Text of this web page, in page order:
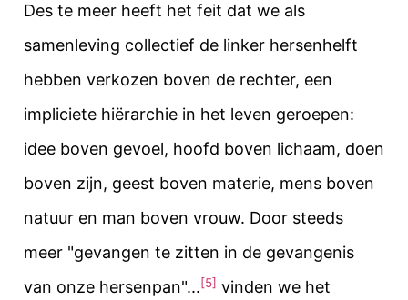
Des te meer heeft het feit dat we als
samenleving collectief de linker hersenhelft
hebben verkozen boven de rechter, een
impliciete hiërarchie in het leven geroepen:
idee boven gevoel, hoofd boven lichaam, doen
boven zijn, geest boven materie, mens boven
natuur en man boven vrouw. Door steeds
meer "gevangen te zitten in de gevangenis
van onze hersenpan"...[5] vinden we het